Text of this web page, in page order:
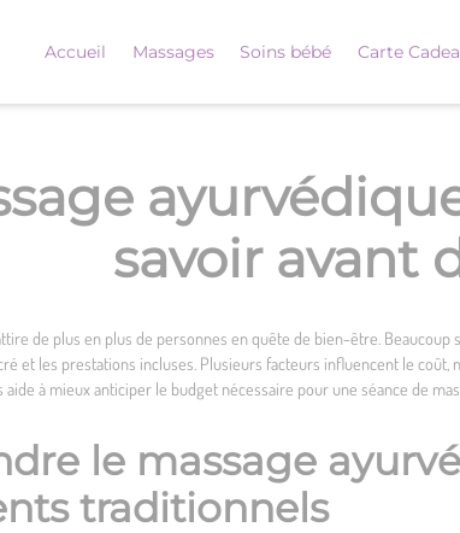
Accueil Massages Soins bébé Carte
savoir avant
de plus en plus de personnes en quête de bien-être.
et les prestations incluses. Plusieurs facteurs influencent le coût,
à mieux anticiper le budget nécessaire pour une séance de
le massage
traditionnels